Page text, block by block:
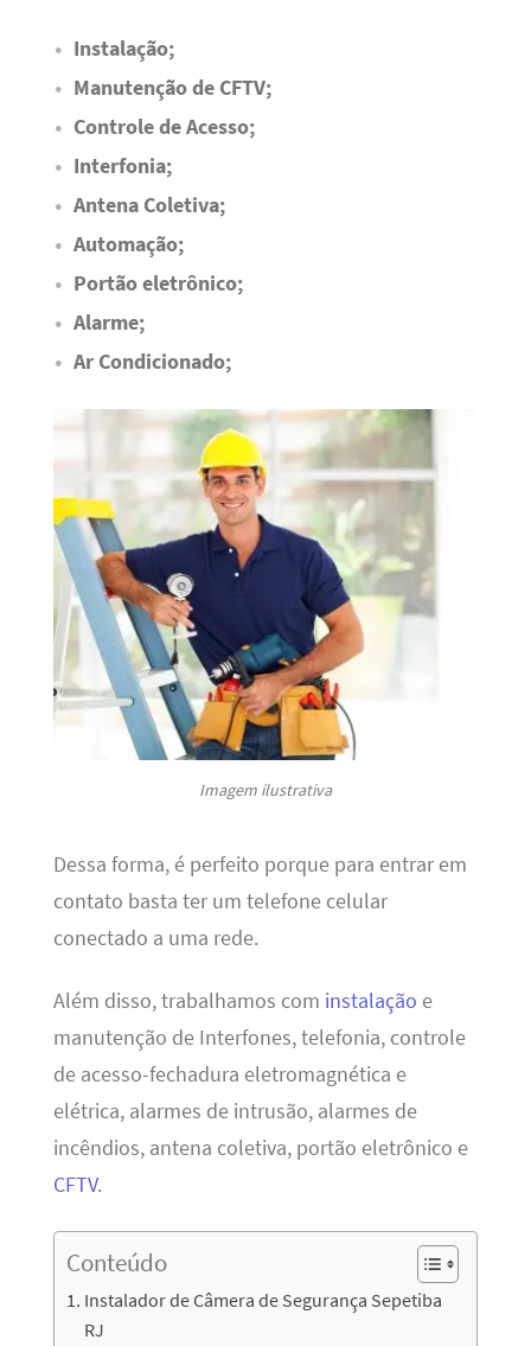
Instalação;
Manutenção de CFTV;
Controle de Acesso;
Interfonia;
Antena Coletiva;
Automação;
Portão eletrônico;
Alarme;
Ar Condicionado;
Imagem ilustrativa
Dessa forma, é perfeito porque para entrar em
contato basta ter um telefone celular
conectado a uma rede.
Além disso, trabalhamos com instalação e
manutenção de Interfones, telefonia, controle
de acesso-fechadura eletromagnética e
elétrica, alarmes de intrusão, alarmes de
incêndios, antena coletiva, portão eletrônico e
CFTV.
Conteúdo
Instalador de Câmera de Segurança Sepetiba
RJ